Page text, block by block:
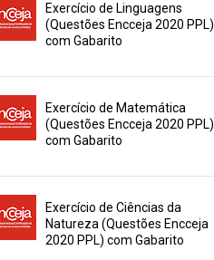
Exercício de Linguagens
(Questões Encceja 2020 PPL)
com Gabarito
Exercício de Matemática
(Questões Encceja 2020 PPL)
com Gabarito
Exercício de Ciências da
Natureza (Questões Encceja
2020 PPL) com Gabarito